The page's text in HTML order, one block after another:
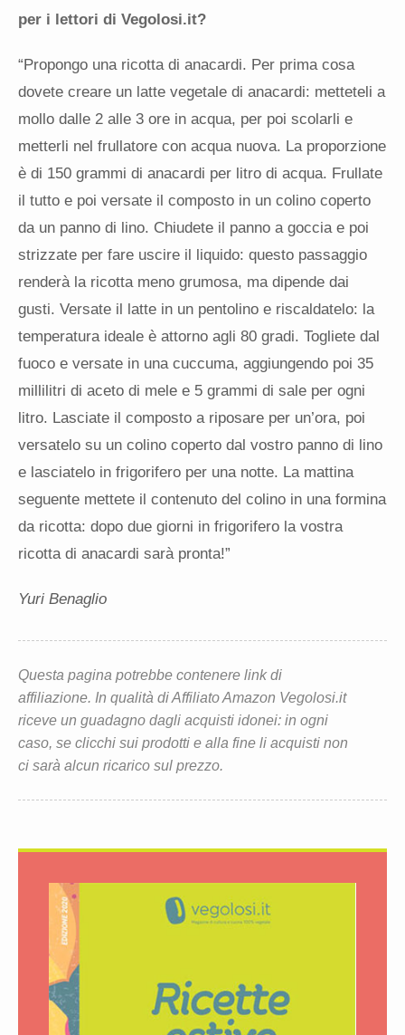
per i lettori di Vegolosi.it?
“Propongo una ricotta di anacardi. Per prima cosa
dovete creare un latte vegetale di anacardi: metteteli a
mollo dalle 2 alle 3 ore in acqua, per poi scolarli e
metterli nel frullatore con acqua nuova. La proporzione
è di 150 grammi di anacardi per litro di acqua. Frullate
il tutto e poi versate il composto in un colino coperto
da un panno di lino. Chiudete il panno a goccia e poi
strizzate per fare uscire il liquido: questo passaggio
renderà la ricotta meno grumosa, ma dipende dai
gusti. Versate il latte in un pentolino e riscaldatelo: la
temperatura ideale è attorno agli 80 gradi. Togliete dal
fuoco e versate in una cuccuma, aggiungendo poi 35
millilitri di aceto di mele e 5 grammi di sale per ogni
litro. Lasciate il composto a riposare per un’ora, poi
versatelo su un colino coperto dal vostro panno di lino
e lasciatelo in frigorifero per una notte. La mattina
seguente mettete il contenuto del colino in una formina
da ricotta: dopo due giorni in frigorifero la vostra
ricotta di anacardi sarà pronta!”
Yuri Benaglio
Questa pagina potrebbe contenere link di
affiliazione. In qualità di Affiliato Amazon Vegolosi.it
riceve un guadagno dagli acquisti idonei: in ogni
caso, se clicchi sui prodotti e alla fine li acquisti non
ci sarà alcun ricarico sul prezzo.